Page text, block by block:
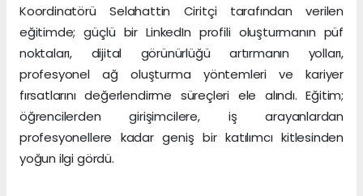
Koordinatörü Selahattin Ciritçi tarafından verilen
eğitimde; güçlü bir LinkedIn profili oluşturmanın püf
noktaları, dijital görünürlüğü artırmanın yolları,
profesyonel ağ oluşturma yöntemleri ve kariyer
fırsatlarını değerlendirme süreçleri ele alındı. Eğitim;
öğrencilerden girişimcilere, iş arayanlardan
profesyonellere kadar geniş bir katılımcı kitlesinden
yoğun ilgi gördü.